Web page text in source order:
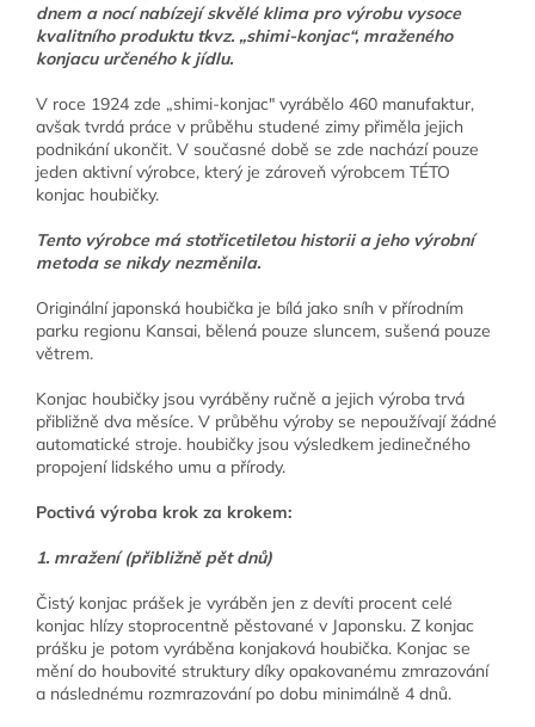
dnem a nocí nabízejí skvělé klima pro výrobu vysoce
kvalitního produktu tkvz. „shimi-konjac“, mraženého
konjacu určeného k jídlu.
V roce 1924 zde „shimi-konjac" vyrábělo 460 manufaktur,
avšak tvrdá práce v průběhu studené zimy přiměla jejich
podnikání ukončit. V současné době se zde nachází pouze
jeden aktivní výrobce, který je zároveň výrobcem TÉTO
konjac houbičky.
Tento výrobce má stotřicetiletou historii a jeho výrobní
metoda se nikdy nezměnila.
Originální japonská houbička je bílá jako sníh v přírodním
parku regionu Kansai, bělená pouze sluncem, sušená pouze
větrem.
Konjac houbičky jsou vyráběny ručně a jejich výroba trvá
přibližně dva měsíce. V průběhu výroby se nepoužívají žádné
automatické stroje. houbičky jsou výsledkem jedinečného
propojení lidského umu a přírody.
Poctivá výroba krok za krokem:
1. mražení (přibližně pět dnů)
Čistý konjac prášek je vyráběn jen z devíti procent celé
konjac hlízy stoprocentně pěstované v Japonsku. Z konjac
prášku je potom vyráběna konjaková houbička. Konjac se
mění do houbovité struktury díky opakovanému zmrazování
a následnému rozmrazování po dobu minimálně 4 dnů.